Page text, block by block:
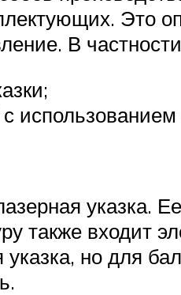
Это
В
указка.
также входит
но для